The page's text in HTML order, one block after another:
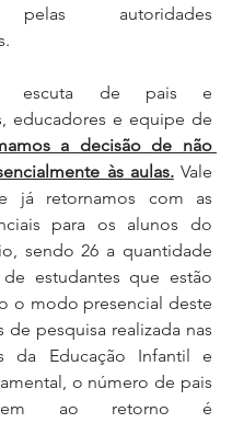
autoridades
escuta de pais e
educadores e equipe de
a decisão de não
às aulas. Vale
já retornamos com as
para os alunos do
sendo 26 a quantidade
de estudantes que estão
o modo presencial deste
de pesquisa realizada nas
da Educação Infantil e
o número de pais
ao retorno é